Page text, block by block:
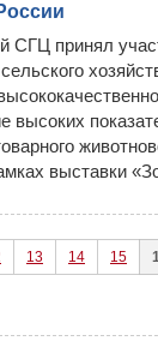
принял
высоких
выставки
13 14 15